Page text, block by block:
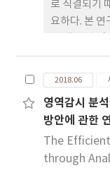
로 직결되기
요하다. 본
정량적으로
제공하고 자
설문조사를
Hierarchy
정하고 우선
장 높은 주요
다음이 화재/
2018.06
영역감시 분
방안에 관한
The
through